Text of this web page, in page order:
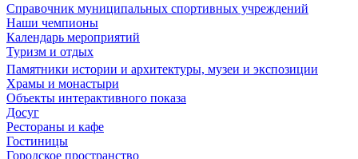
Справочник муниципальных спортивных учреждений
Наши чемпионы
Календарь мероприятий
Туризм и отдых
Памятники истории и архитектуры, музеи и экспозиции
Храмы и монастыри
Объекты интерактивного показа
Досуг
Рестораны и кафе
Гостиницы
Городское пространство